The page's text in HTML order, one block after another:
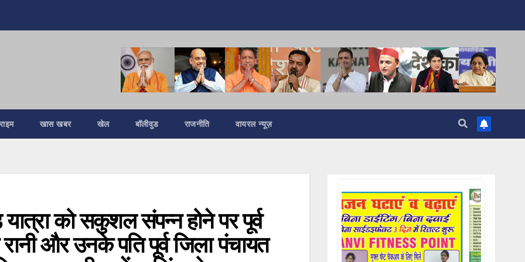
खास खबर खेल बॉलीवुड राजनीति वायरल न्यूज़
को सकुशल संपन्न होने पर पूर्व
और उनके पति पूर्व जिला पंचायत